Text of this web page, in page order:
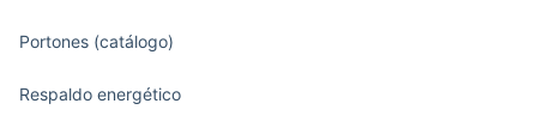
Portones (catálogo)
Respaldo energético